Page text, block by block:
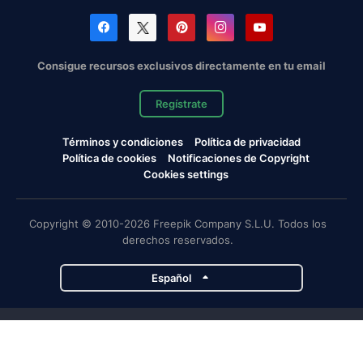
Consigue recursos exclusivos directamente en tu email
Regístrate
Términos y condiciones
Política de privacidad
Política de cookies
Notificaciones de Copyright
Cookies settings
Copyright © 2010-2026 Freepik Company S.L.U. Todos los
derechos reservados.
Español